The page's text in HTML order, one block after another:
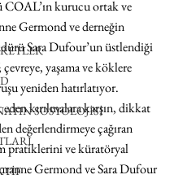
SOSYOLOJİSİ
kurucu ortak ve
Germond ve derneğin
Sara Dufour’un üstlendiği
çevreye, yaşama ve köklere
yeniden hatırlatıyor.
kırılmalara karşın, dikkat
değerlendirmeye çağıran
pratiklerini ve küratöryal
Germond ve Sara Dufour